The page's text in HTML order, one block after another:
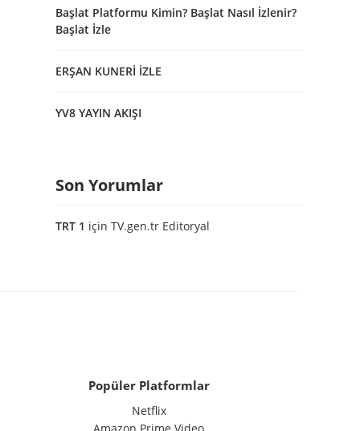
Başlat Platformu Kimin? Başlat Nasıl İzlenir?
Başlat İzle
ERŞAN KUNERİ İZLE
YV8 YAYIN AKIŞI
Son Yorumlar
TRT 1 için TV.gen.tr Editoryal
Popüler Platformlar
Netflix
Amazon Prime Video